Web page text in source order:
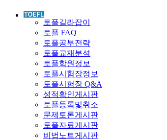
토플길라잡이
토플 FAQ
토플공부전략
토플교재분석
토플학원정보
토플시험장정보
토플시험장 Q&A
성적확인게시판
토플등록및취소
문제토론게시판
토플자료게시판
비법노트게시판